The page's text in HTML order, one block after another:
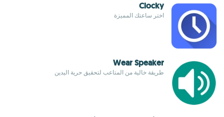
Clocky
اختر ساعتك المميزة
Wear Speaker
طريقة خالية من المتاعب لتحقيق حرية اليدين